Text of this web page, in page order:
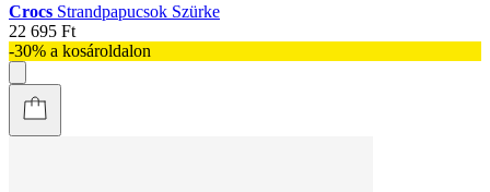
Crocs Strandpapucsok Szürke
22 695 Ft
-30% a kosároldalon